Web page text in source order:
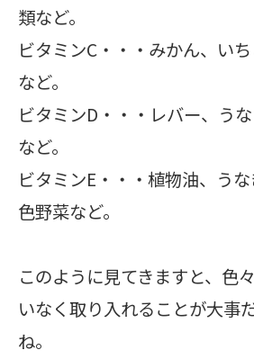
類など。
ビタミンC・・・みかん、い
など。
ビタミンD・・・レバー、う
など。
ビタミンE・・・植物油、う
色野菜など。
このように見てきますと、色
いなく取り入れることが大事
ね。